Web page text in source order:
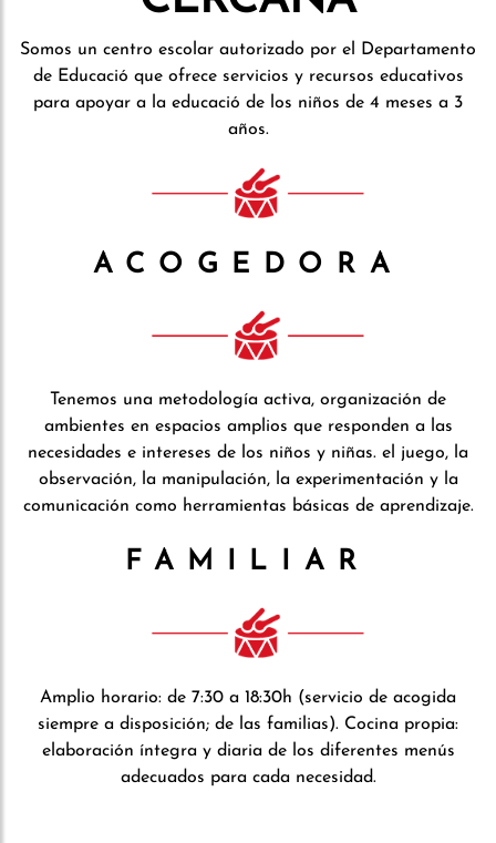
Somos un centro escolar autorizado por el Departamento
de Educació que ofrece servicios y recursos educativos
para apoyar a la educació de los niños de 4 meses a 3
años.
ACOGEDORA
Tenemos una metodología activa, organización de
ambientes en espacios amplios que responden a las
necesidades e intereses de los niños y niñas. el juego, la
observación, la manipulación, la experimentación y la
comunicación como herramientas básicas de aprendizaje.
FAMILIAR
Amplio horario: de 7:30 a 18:30h (servicio de acogida
siempre a disposición; de las familias). Cocina propia:
elaboración íntegra y diaria de los diferentes menús
adecuados para cada necesidad.